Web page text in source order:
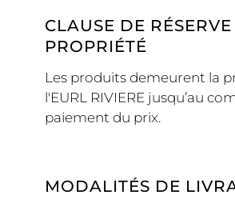
CLAUSE DE
PROPRIÉTÉ
Les produits demeurent la
l'EURL RIVIERE jusqu’au
paiement du prix.
MODALITÉS DE